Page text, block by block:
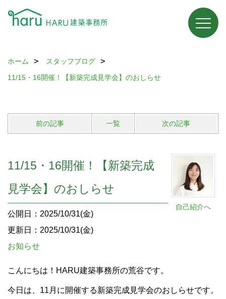
ホーム
スタッフブログ
11/15・16開催！【新築完成見学会】のおしらせ
前の記事 一覧 次の記事
自己紹介へ
11/15・16開催！【新築完成
見学会】のおしらせ
公開日：2025/10/31(金)
更新日：2025/10/31(金)
お知らせ
こんにちは！HARU建築事務所の荒谷です。
今日は、11月に開催する新築完成見学会のおしらせです。